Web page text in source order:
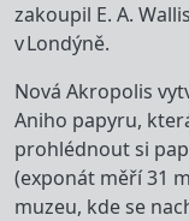
zakoupil E. A.
v Londýně.
Nová Akropolis
Aniho papyru,
prohlédnout si
(exponát měří 31
muzeu, kde se